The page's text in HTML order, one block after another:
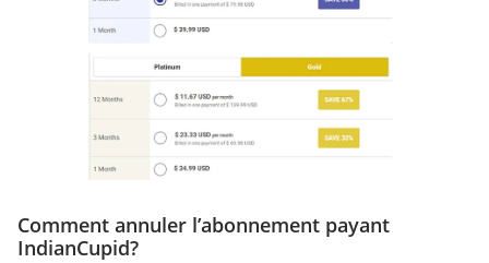
Comment annuler l’abonnement payant
IndianCupid?